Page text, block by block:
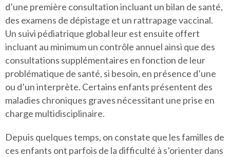
d’une première consultation incluant un bilan de santé,
des examens de dépistage et un rattrapage vaccinal.
Un suivi pédiatrique global leur est ensuite offert
incluant au minimum un contrôle annuel ainsi que des
consultations supplémentaires en fonction de leur
problématique de santé, si besoin, en présence d’une
ou d’un interprète. Certains enfants présentent des
maladies chroniques graves nécessitant une prise en
charge multidisciplinaire.
Depuis quelques temps, on constate que les familles de
ces enfants ont parfois de la difficulté à s’orienter dans